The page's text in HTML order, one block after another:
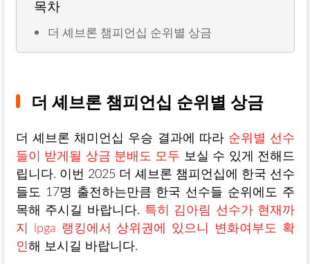
목차
더 셰브론 챔피언십 순위별 상금
더 셰브론 챔피언십 순위별 상금
더 셰브론 채미언십 우승 결과에 따라순위별 선수
들이 받게될 상금 분배도 모두 보실 수 있게 전해드
립니다. 이번 2025 더 셰브론 챔피언십에 한국 선수
들도 17명 출전하는만큼 한국 선수들 순위에도 주
목해 주시길 바랍니다. 특히 김아림 선수가 현재까
지 lpga 랭킹에서 상위권에 있으니 변화여부도 확
인해 보시길 바랍니다.